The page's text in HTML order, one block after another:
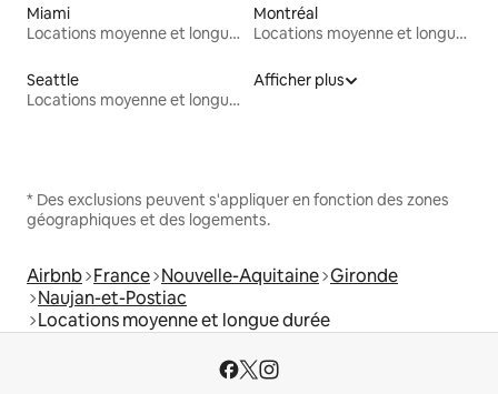
Miami
Locations moyenne et longue durée
Montréal
Locations moyenne et longue durée
Seattle
Locations moyenne et longue durée
Afficher plus
* Des exclusions peuvent s'appliquer en fonction des zones
géographiques et des logements.
Airbnb France Nouvelle-Aquitaine Gironde
Naujan-et-Postiac
Locations moyenne et longue durée